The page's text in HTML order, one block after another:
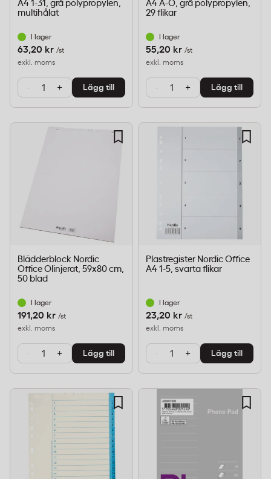
A4 1-31, grå polypropylen,
multihålat
I lager
63,20 kr /st
exkl. moms
- + Lägg till
A4 A-Ö, grå polypropylen,
29 flikar
I lager
55,20 kr /st
exkl. moms
- + Lägg till
Blädderblock Nordic
Office Olinjerat, 59x80 cm,
50 blad
I lager
191,20 kr /st
exkl. moms
- + Lägg till
Plastregister Nordic Office
A4 1-5, svarta flikar
I lager
23,20 kr /st
exkl. moms
- + Lägg till